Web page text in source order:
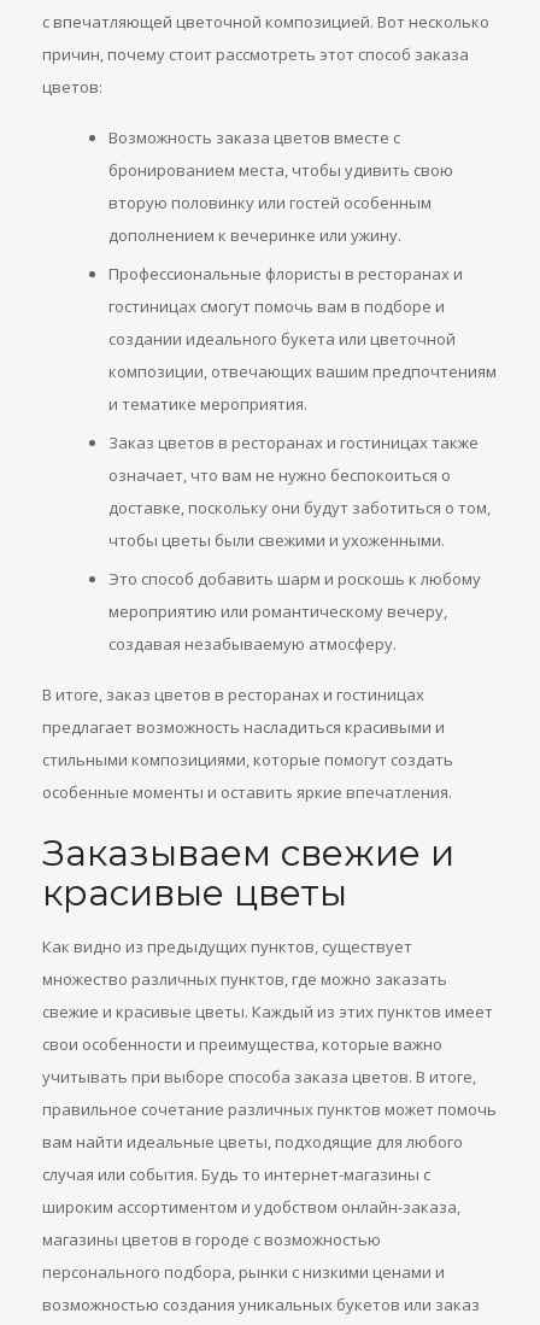
с впечатляющей цветочной композицией. Вот несколько
причин, почему стоит рассмотреть этот способ заказа
цветов:
Возможность заказа цветов вместе с
бронированием места, чтобы удивить свою
вторую половинку или гостей особенным
дополнением к вечеринке или ужину.
Профессиональные флористы в ресторанах и
гостиницах смогут помочь вам в подборе и
создании идеального букета или цветочной
композиции, отвечающих вашим предпочтениям
и тематике мероприятия.
Заказ цветов в ресторанах и гостиницах также
означает, что вам не нужно беспокоиться о
доставке, поскольку они будут заботиться о том,
чтобы цветы были свежими и ухоженными.
Это способ добавить шарм и роскошь к любому
мероприятию или романтическому вечеру,
создавая незабываемую атмосферу.
В итоге, заказ цветов в ресторанах и гостиницах
предлагает возможность насладиться красивыми и
стильными композициями, которые помогут создать
особенные моменты и оставить яркие впечатления.
Заказываем свежие и
красивые цветы
Как видно из предыдущих пунктов, существует
множество различных пунктов, где можно заказать
свежие и красивые цветы. Каждый из этих пунктов имеет
свои особенности и преимущества, которые важно
учитывать при выборе способа заказа цветов. В итоге,
правильное сочетание различных пунктов может помочь
вам найти идеальные цветы, подходящие для любого
случая или события. Будь то интернет-магазины с
широким ассортиментом и удобством онлайн-заказа,
магазины цветов в городе с возможностью
персонального подбора, рынки с низкими ценами и
возможностью создания уникальных букетов или заказ